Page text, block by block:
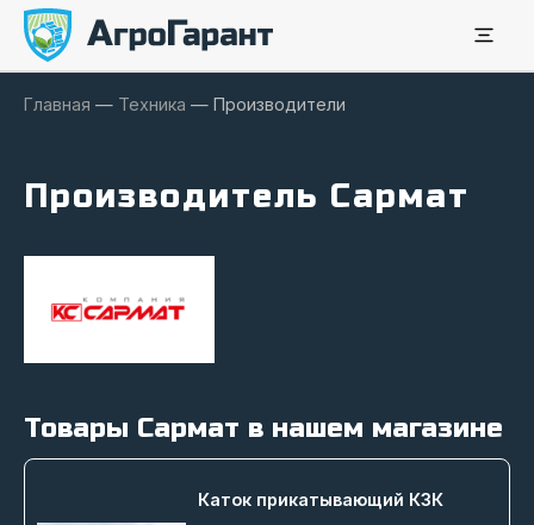
Главная — Техника — Производители
Производитель Сармат
Товары Сармат в нашем магазине
Каток прикатывающий КЗК